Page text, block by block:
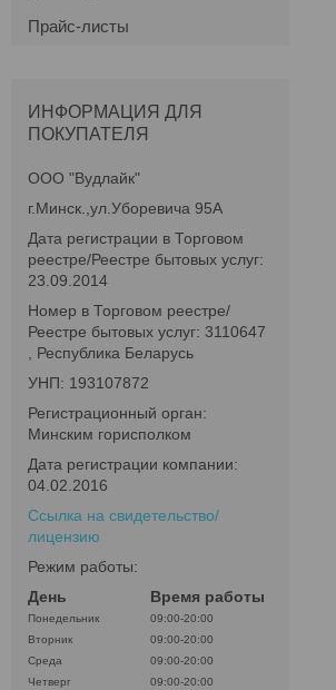
Прайс-листы
ИНФОРМАЦИЯ ДЛЯ
ПОКУПАТЕЛЯ
ООО "Вудлайк"
г.Минск.,ул.Уборевича 95А
Дата регистрации в Торговом
реестре/Реестре бытовых услуг:
23.09.2014
Номер в Торговом реестре/
Реестре бытовых услуг: 3110647
, Республика Беларусь
УНП: 193107872
Регистрационный орган:
Минским горисполком
Дата регистрации компании:
04.02.2016
Ссылка на свидетельство/
лицензию
Режим работы:
День
Время работы
Понедельник
09:00-20:00
Вторник
09:00-20:00
Среда
09:00-20:00
Четверг
09:00-20:00